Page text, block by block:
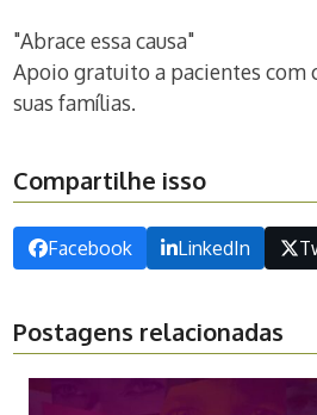
Abrace essa causa
Apoio gratuito a pacientes com
suas famílias.
Compartilhe isso
Facebook LinkedIn
Postagens relacionadas